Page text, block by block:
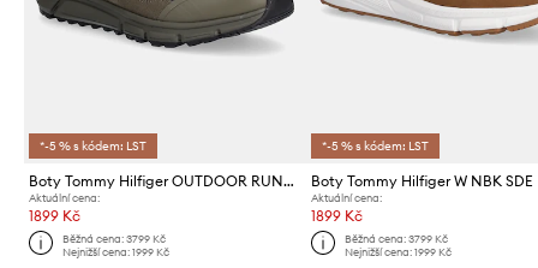
*-5 % s kódem: LST
Boty Tommy Hilfiger OUTDOOR RUNNER HI WPM
Aktuální cena:
1899 Kč
Běžná cena:3799 Kč
Nejnižší cena:1999 Kč
*-5 % s kódem: LST
Aktuální cena:
1899 Kč
Běžná cena: 3799 Kč
Nejnižší cena: 1999 Kč